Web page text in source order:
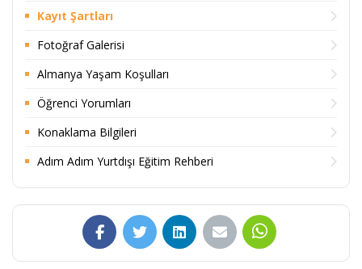
Kayıt Şartları
Fotoğraf Galerisi
Almanya Yaşam Koşulları
Öğrenci Yorumları
Konaklama Bilgileri
Adım Adım Yurtdışı Eğitim Rehberi